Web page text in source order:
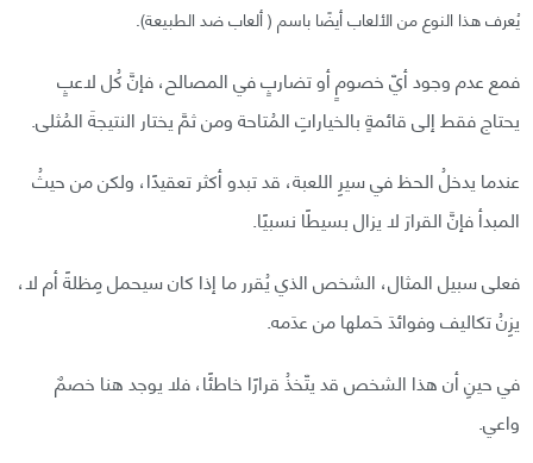
يُعرف هذا النوع من الألعاب أيضًا باسم ( ألعاب ضد الطبيعة).
فمع عدم وجود أيّ خصومٍ أو تضاربٍ في المصالح، فإنَّ كُل لاعبٍ
يحتاج فقط إلى قائمةٍ بالخياراتِ المُتاحة ومن ثمَّ يختار النتيجةَ المُثلى.
عندما يدخلُ الحظ في سيرِ اللعبة، قد تبدو أكثر تعقيدًا، ولكن من حيثُ
المبدأ فإنَّ القرارَ لا يزال بسيطًا نسبيًا.
فعلى سبيل المثال، الشخص الذي يُقرر ما إذا كان سيحمل مِظلةً أم لا،
يزِنُ تكاليف وفوائدَ حَملها من عدَمه.
في حينِ أن هذا الشخص قد يتّخذُ قرارًا خاطئًا، فلا يوجد هنا خصمٌ
واعي.